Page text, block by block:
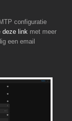
configuratie
deze link met meer
een email